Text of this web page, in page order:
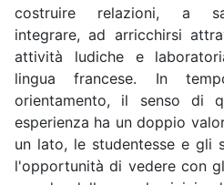
costruire relazioni, a
integrare, ad arricchirsi
attività ludiche e
lingua francese. In
orientamento, il senso di
esperienza ha un doppio
un lato, le studentesse e gli
l'opportunità di vedere con